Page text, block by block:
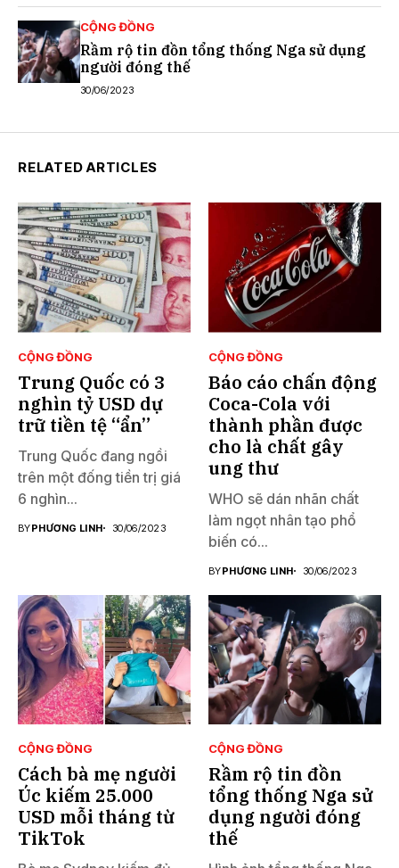
CỘNG ĐỒNG
Rầm rộ tin đồn tổng thống Nga sử dụng
người đóng thế
30/06/2023
RELATED ARTICLES
CỘNG ĐỒNG
Trung Quốc có 3
nghìn tỷ USD dự
trữ tiền tệ “ẩn”
Trung Quốc đang ngồi
trên một đống tiền trị giá
6 nghìn...
BYPHƯƠNG LINH 30/06/2023
CỘNG ĐỒNG
Báo cáo chấn động
Coca-Cola với
thành phần được
cho là chất gây
ung thư
WHO sẽ dán nhãn chất
làm ngọt nhân tạo phổ
biến có...
BYPHƯƠNG LINH 30/06/2023
CỘNG ĐỒNG
Cách bà mẹ người
Úc kiếm 25.000
USD mỗi tháng từ
TikTok
CỘNG ĐỒNG
Rầm rộ tin đồn
tổng thống Nga sử
dụng người đóng
thế